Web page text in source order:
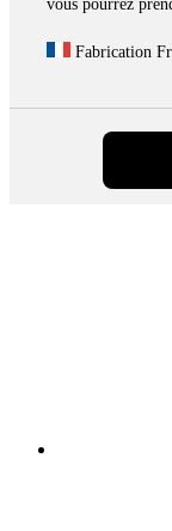
vous pourrez
Fabrication